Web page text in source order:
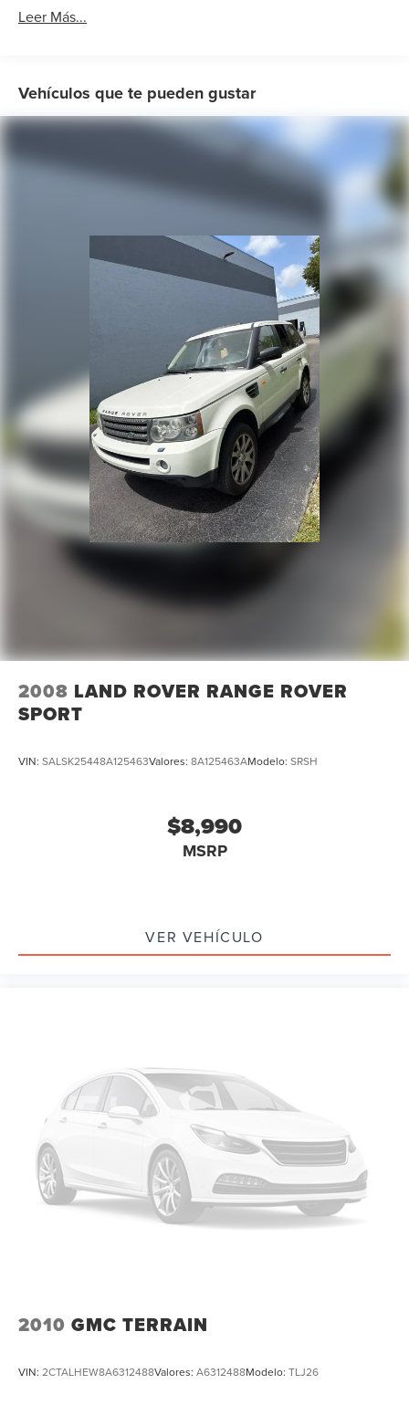
Leer Más...
Vehículos que te pueden gustar
2008 LAND ROVER RANGE ROVER
SPORT
VIN: SALSK25448A125463Valores: 8A125463AModelo: SRSH
$8,990
MSRP
VER VEHÍCULO
2010 GMC TERRAIN
VIN: 2CTALHEW8A6312488Valores: A6312488Modelo: TLJ26